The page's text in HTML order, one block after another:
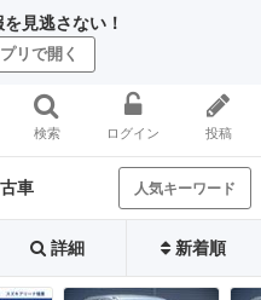
見逃さない！
リで開く
検索 ログイン 投稿
車 人気キーワード
詳細 新着順